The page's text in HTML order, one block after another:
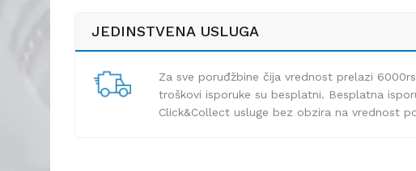
JEDINSTVENA USLUGA
Za sve poruđžbine čija vrednost prelazi
troškovi isporuke su besplatni. Besplatna
Click&Collect usluge bez obzira na vrednost